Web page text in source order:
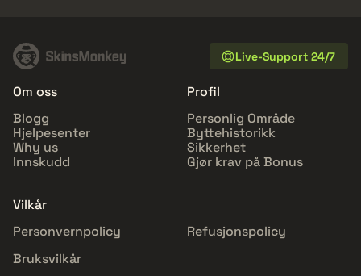
Live-Support 24/7
Om oss
Blogg
Hjelpesenter
Why us
Innskudd
Profil
Personlig Område
Byttehistorikk
Sikkerhet
Gjør krav på Bonus
Vilkår
Personvernpolicy
Refusjonspolicy
Bruksvilkår